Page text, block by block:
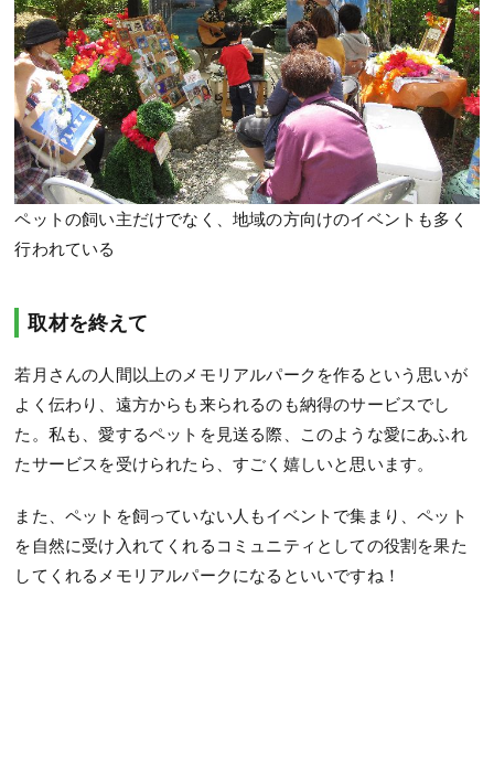
ペットの飼い主だけでなく、地域の方向けのイベントも多く
行われている
取材を終えて
若月さんの人間以上のメモリアルパークを作るという思いが
よく伝わり、遠方からも来られるのも納得のサービスでし
た。私も、愛するペットを見送る際、このような愛にあふれ
たサービスを受けられたら、すごく嬉しいと思います。
また、ペットを飼っていない人もイベントで集まり、ペット
を自然に受け入れてくれるコミュニティとしての役割を果た
してくれるメモリアルパークになるといいですね！